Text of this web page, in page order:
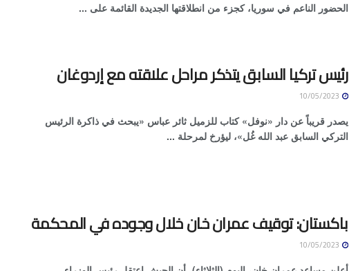
الحضور الناعم في سوريا، كجزء من انطلاقتها الجديدة القائمة على ...
رئيس تركيا السابق يتذكر مراحل علاقته مع إردوغان
يصدر قريباً عن دار «نوفل» كتاب للزميل ثائر عباس «يبحث في ذاكرة الرئيس
التركي السابق عبد الله غُل»، ليؤرخ لمرحلة ...
باكستان: توقيف عمران خان خلال وجوده في المحكمة